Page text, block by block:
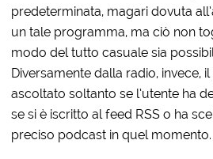
predeterminata, magari dovuta
un tale programma, ma ciò non
modo del tutto casuale sia
Diversamente dalla radio, invece,
ascoltato soltanto se l’utente ha
se si è iscritto al feed RSS o ha
preciso podcast in quel momento.